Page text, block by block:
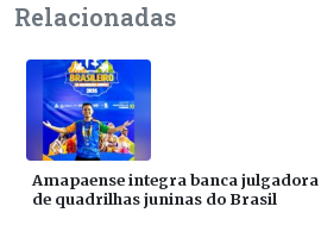
Relacionadas
Amapaense integra banca
de quadrilhas juninas do Brasil